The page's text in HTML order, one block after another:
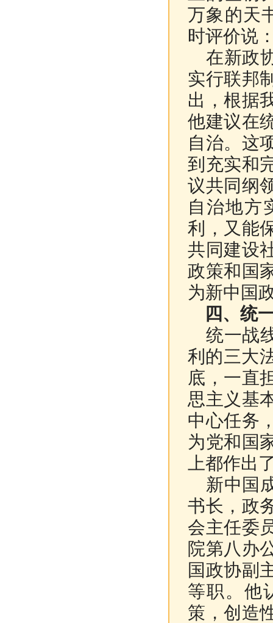
万象的天
时评价说
在新政
实行联邦
出，根据
他建议在
自治。这
到充实和
议共同纲
自治地方
利，又能
共同建设
政策和国
为新中国
四、统
统一战
利的三大
底，一直
思主义基
中心任务
为党和国
上都作出
新中国
书长，政
会主任委
院第八办
国政协副
等职。他
策，创造